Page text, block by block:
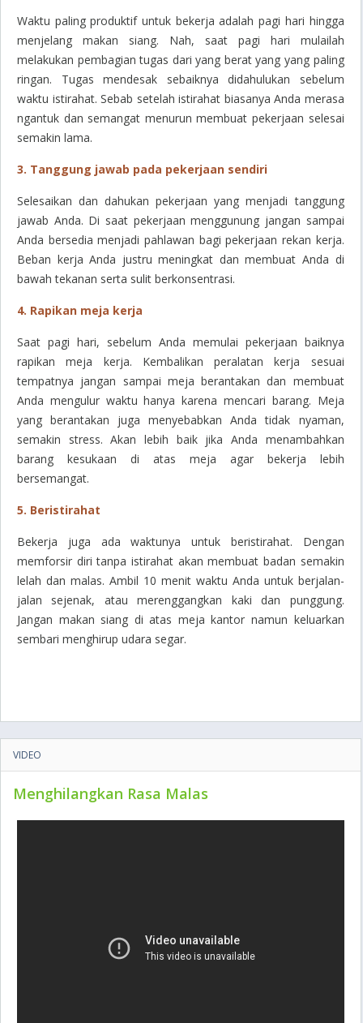
Waktu paling produktif untuk bekerja adalah pagi hari hingga
menjelang makan siang. Nah, saat pagi hari mulailah
melakukan pembagian tugas dari yang berat yang yang paling
ringan. Tugas mendesak sebaiknya didahulukan sebelum
waktu istirahat. Sebab setelah istirahat biasanya Anda merasa
ngantuk dan semangat menurun membuat pekerjaan selesai
semakin lama.
3. Tanggung jawab pada pekerjaan sendiri
Selesaikan dan dahukan pekerjaan yang menjadi tanggung
jawab Anda. Di saat pekerjaan menggunung jangan sampai
Anda bersedia menjadi pahlawan bagi pekerjaan rekan kerja.
Beban kerja Anda justru meningkat dan membuat Anda di
bawah tekanan serta sulit berkonsentrasi.
4. Rapikan meja kerja
Saat pagi hari, sebelum Anda memulai pekerjaan baiknya
rapikan meja kerja. Kembalikan peralatan kerja sesuai
tempatnya jangan sampai meja berantakan dan membuat
Anda mengulur waktu hanya karena mencari barang. Meja
yang berantakan juga menyebabkan Anda tidak nyaman,
semakin stress. Akan lebih baik jika Anda menambahkan
barang kesukaan di atas meja agar bekerja lebih
bersemangat.
5. Beristirahat
Bekerja juga ada waktunya untuk beristirahat. Dengan
memforsir diri tanpa istirahat akan membuat badan semakin
lelah dan malas. Ambil 10 menit waktu Anda untuk berjalan-
jalan sejenak, atau merenggangkan kaki dan punggung.
Jangan makan siang di atas meja kantor namun keluarkan
sembari menghirup udara segar.
VIDEO
Menghilangkan Rasa Malas